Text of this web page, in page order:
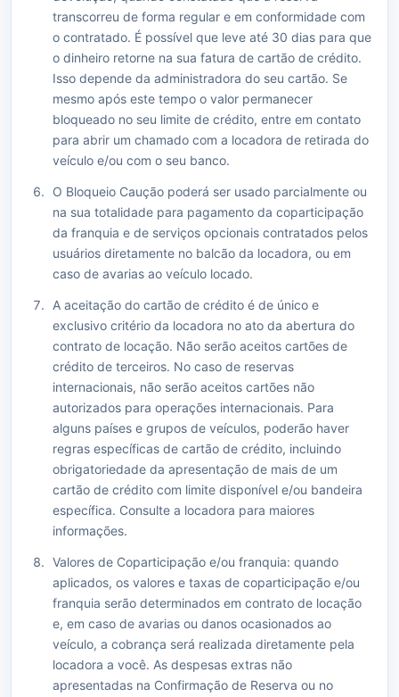
transcorreu de forma regular e em conformidade com
o contratado. É possível que leve até 30 dias para que
o dinheiro retorne na sua fatura de cartão de crédito.
Isso depende da administradora do seu cartão. Se
mesmo após este tempo o valor permanecer
bloqueado no seu limite de crédito, entre em contato
para abrir um chamado com a locadora de retirada do
veículo e/ou com o seu banco.
O Bloqueio Caução poderá ser usado parcialmente ou
na sua totalidade para pagamento da coparticipação
da franquia e de serviços opcionais contratados pelos
usuários diretamente no balcão da locadora, ou em
caso de avarias ao veículo locado.
A aceitação do cartão de crédito é de único e
exclusivo critério da locadora no ato da abertura do
contrato de locação. Não serão aceitos cartões de
crédito de terceiros. No caso de reservas
internacionais, não serão aceitos cartões não
autorizados para operações internacionais. Para
alguns países e grupos de veículos, poderão haver
regras específicas de cartão de crédito, incluindo
obrigatoriedade da apresentação de mais de um
cartão de crédito com limite disponível e/ou bandeira
específica. Consulte a locadora para maiores
informações.
Valores de Coparticipação e/ou franquia: quando
aplicados, os valores e taxas de coparticipação e/ou
franquia serão determinados em contrato de locação
e, em caso de avarias ou danos ocasionados ao
veículo, a cobrança será realizada diretamente pela
locadora a você. As despesas extras não
apresentadas na Confirmação de Reserva ou no